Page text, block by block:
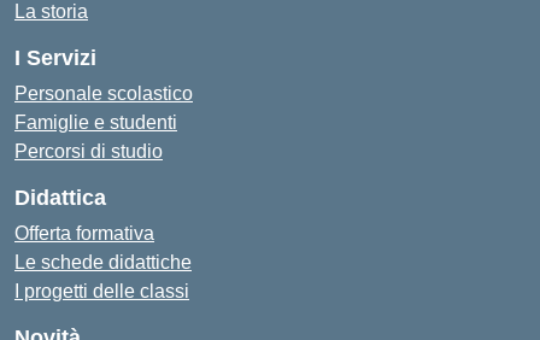
La storia
I Servizi
Personale scolastico
Famiglie e studenti
Percorsi di studio
Didattica
Offerta formativa
Le schede didattiche
I progetti delle classi